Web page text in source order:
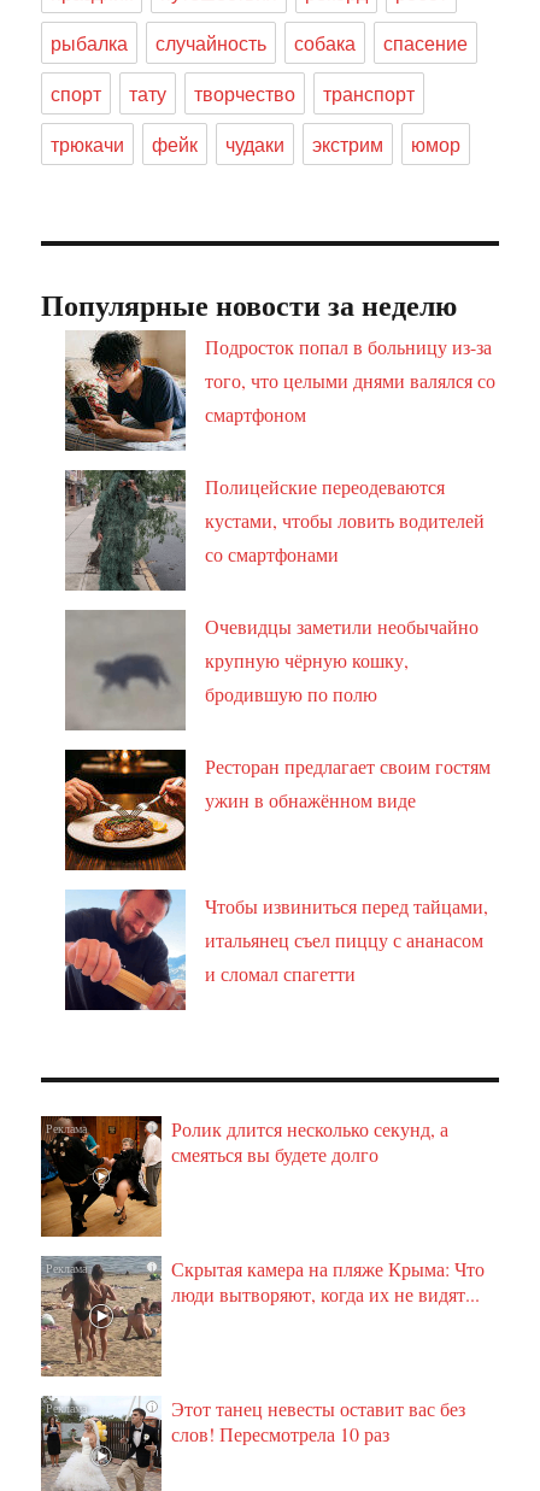
рыбалка
случайность собака
спасение
спорт
тату творчество
транспорт
трюкачи
фейк чудаки экстрим юмор
Популярные новости за неделю
Подросток попал в больницу из-за
того, что целыми днями валялся со
смартфоном
Полицейские переодеваются
кустами, чтобы ловить водителей
со смартфонами
Очевидцы заметили необычайно
крупную чёрную кошку,
бродившую по полю
Ресторан предлагает своим гостям
ужин в обнажённом виде
Чтобы извиниться перед тайцами,
итальянец съел пиццу с ананасом
и сломал спагетти
i
Ролик длится несколько секунд, а
смеяться вы будете долго
i
Скрытая камера на пляже Крыма: Что
люди вытворяют, когда их не видят...
i
Этот танец невесты оставит вас без
слов! Пересмотрела 10 раз